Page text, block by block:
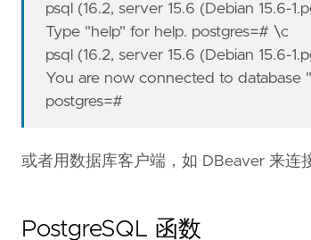
psql (16.2, server 15.6 (Debian 15.6-
Type "help" for help. postgres=# \c
psql (16.2, server 15.6 (Debian 15.6-
You are now connected to database
postgres=#
或者用数据库客户端，如 DBeaver 来连
PostgreSQL 函数